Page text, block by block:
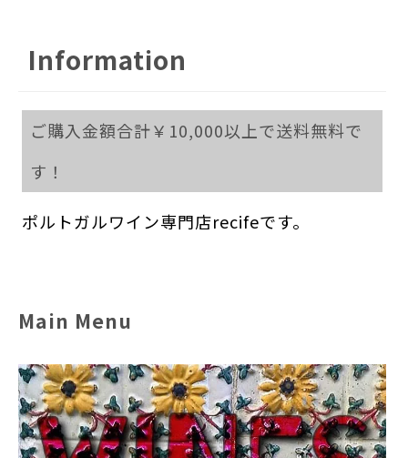
Information
ご購入金額合計￥10,000以上で送料無料で
す！
ポルトガルワイン専門店recifeです。
Main Menu